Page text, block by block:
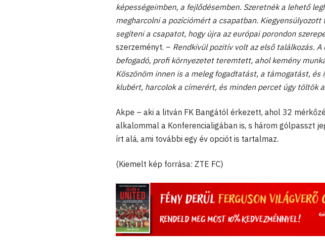
képességeimben, a fejlődésemben. Szeretnék a lehető
megharcolni a pozíciómért a csapatban.
segíteni a csapatot, hogy újra az európai porondon
szerzeményt. – Rendkívül pozitív volt az első találkozás.
befogadó, profi környezetet teremtett, ahol kemény
Köszönöm innen is a meleg fogadtatást, a támogatást, és
klubért, harcolok a címerért, és minden percet úgy töltök
Akpe – aki a litván FK Bangától érkezett, ahol 32
alkalommal a Konferencialigában is, s három gólpasszt
írt alá, ami további egy év opciót is tartalmaz.
(Kiemelt kép forrása: ZTE FC)